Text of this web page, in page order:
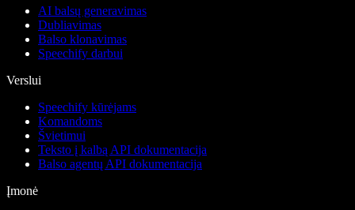
AI balsų generavimas
Dubliavimas
Balso klonavimas
Speechify darbui
Verslui
Speechify kūrėjams
Komandoms
Švietimui
Teksto į kalbą API dokumentacija
Balso agentų API dokumentacija
Įmonė